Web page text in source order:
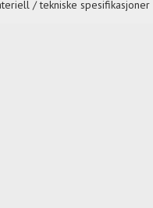
/ tekniske spesifikasjoner